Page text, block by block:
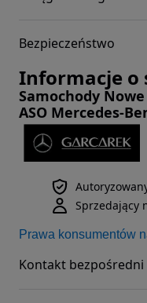
Bezpieczeństwo
Informacje o
Samochody
ASO Mercedes-
Sprzedający
Prawa konsumentów
Kontakt bezpośredni